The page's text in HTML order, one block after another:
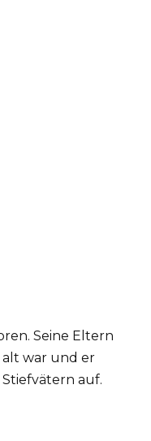
Seine Eltern
alt war und er
auf.